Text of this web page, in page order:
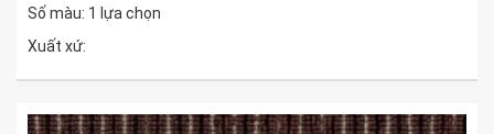
Số màu: 1 lựa chọn
Xuất xứ: